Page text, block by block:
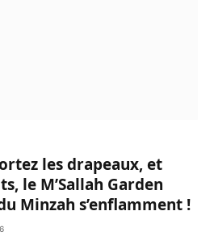
les drapeaux, et
le M’Sallah Garden
Minzah s’enflamment !